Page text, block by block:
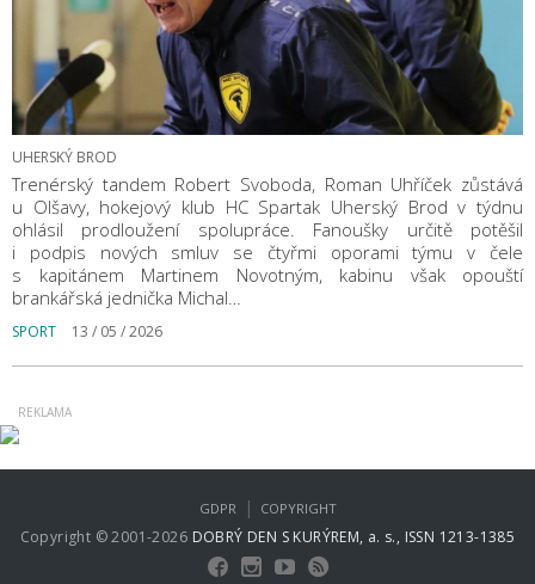
UHERSKÝ BROD
Trenérský tandem Robert Svoboda, Roman Uhříček zůstává
u Olšavy, hokejový klub HC Spartak Uherský Brod v týdnu
ohlásil prodloužení spolupráce. Fanoušky určitě potěšil
i podpis nových smluv se čtyřmi oporami týmu v čele
s kapitánem Martinem Novotným, kabinu však opouští
brankářská jednička Michal…
SPORT 13 / 05 / 2026
Copyright © 2001-2026 DOBRÝ DEN S KURÝREM, a. s., ISSN 1213-1385
GDPR | COPYRIGHT